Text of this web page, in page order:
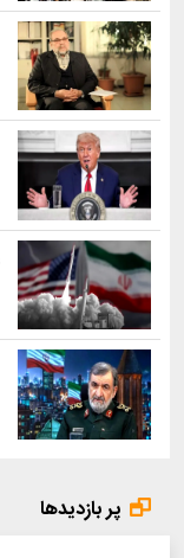
پر بازدیدها